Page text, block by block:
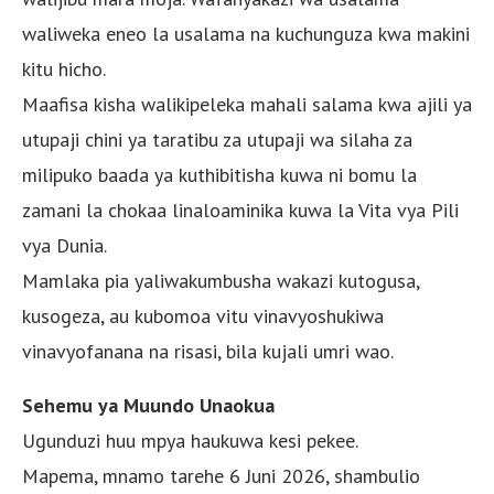
waliweka eneo la usalama na kuchunguza kwa makini
kitu hicho.
Maafisa kisha walikipeleka mahali salama kwa ajili ya
utupaji chini ya taratibu za utupaji wa silaha za
milipuko baada ya kuthibitisha kuwa ni bomu la
zamani la chokaa linaloaminika kuwa la Vita vya Pili
vya Dunia.
Mamlaka pia yaliwakumbusha wakazi kutogusa,
kusogeza, au kubomoa vitu vinavyoshukiwa
vinavyofanana na risasi, bila kujali umri wao.
Sehemu ya Muundo Unaokua
Ugunduzi huu mpya haukuwa kesi pekee.
Mapema, mnamo tarehe 6 Juni 2026, shambulio